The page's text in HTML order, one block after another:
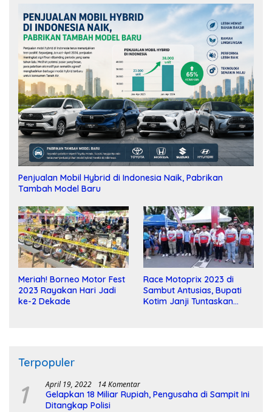
Penjualan Mobil Hybrid di Indonesia Naik, Pabrikan
Tambah Model Baru
Meriah! Borneo Motor Fest
2023 Rayakan Hari Jadi
ke-2 Dekade
Race Motoprix 2023 di
Sambut Antusias, Bupati
Kotim Janji Tuntaskan
Terpopuler
1 April 19, 2022 14 Komentar
Gelapkan 18 Miliar Rupiah, Pengusaha di Sampit Ini
Ditangkap Polisi